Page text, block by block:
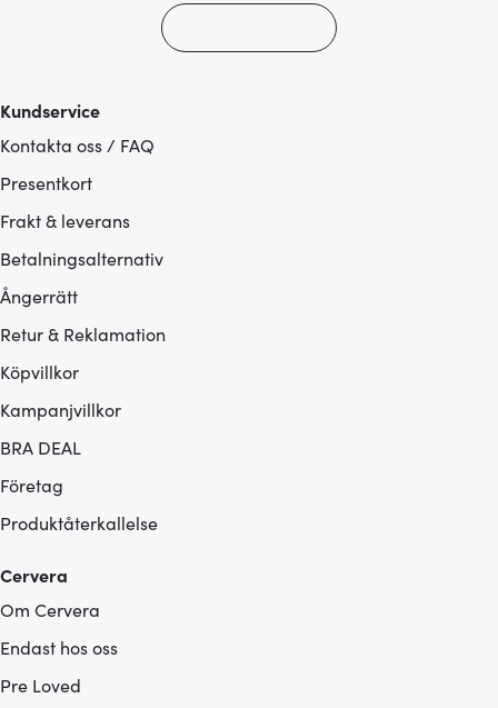
Kundservice
Kontakta oss / FAQ
Presentkort
Frakt & leverans
Betalningsalternativ
Ångerrätt
Retur & Reklamation
Köpvillkor
Kampanjvillkor
BRA DEAL
Företag
Produktåterkallelse
Cervera
Om Cervera
Endast hos oss
Pre Loved